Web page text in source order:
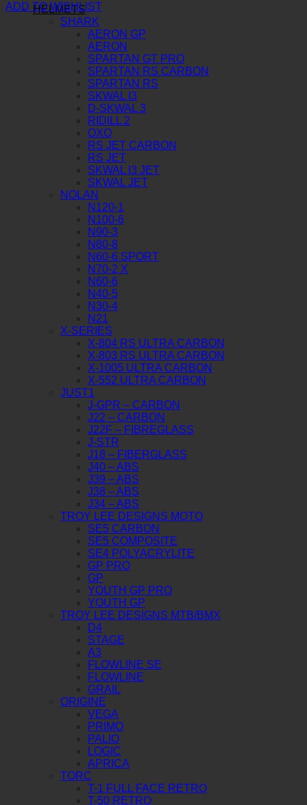
HELMETS
SHARK
AERON GP
AERON
SPARTAN GT PRO
SPARTAN RS CARBON
SPARTAN RS
SKWAL I3
D-SKWAL 3
RIDILL 2
OXO
RS JET CARBON
RS JET
SKWAL I3 JET
SKWAL JET
NOLAN
N120-1
N100-6
N90-3
N80-8
N60-6 SPORT
N70-2 X
N60-6
N40-5
N30-4
N21
X-SERIES
X-804 RS ULTRA CARBON
X-803 RS ULTRA CARBON
X-1005 ULTRA CARBON
X-552 ULTRA CARBON
JUST1
J-GPR – CARBON
J22 – CARBON
J22F – FIBREGLASS
J-STR
J18 – FIBERGLASS
J40 – ABS
J39 – ABS
J38 – ABS
J34 – ABS
TROY LEE DESIGNS MOTO
SE5 CARBON
SE5 COMPOSITE
SE4 POLYACRYLITE
GP PRO
GP
YOUTH GP PRO
YOUTH GP
TROY LEE DESIGNS MTB/BMX
D4
STAGE
A3
FLOWLINE SE
FLOWLINE
GRAIL
ORIGINE
VEGA
PRIMO
PALIO
LOGIC
APRICA
TORC
T-1 FULL FACE RETRO
T-50 RETRO
ADD TO WISHLIST